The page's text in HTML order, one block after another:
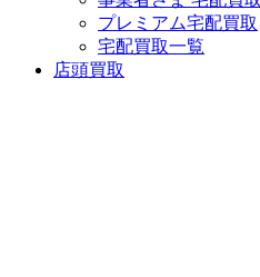
プレミアム宅配買取
宅配買取一覧
店頭買取